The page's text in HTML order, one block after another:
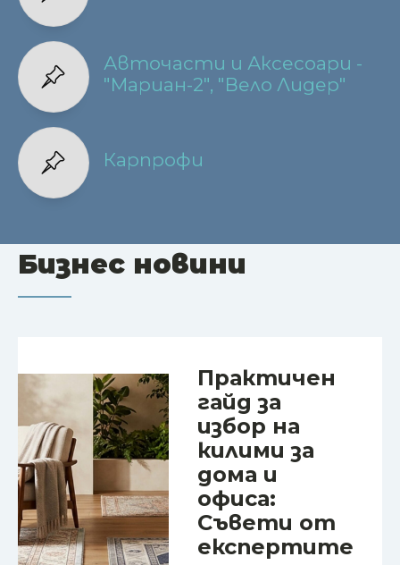
Авточасти и Аксесоари -
"Мариан-2", "Вело Лидер"
Карпрофи
Бизнес новини
Практичен
гайд за
избор на
килими за
дома и
офиса:
Съвети от
експертите